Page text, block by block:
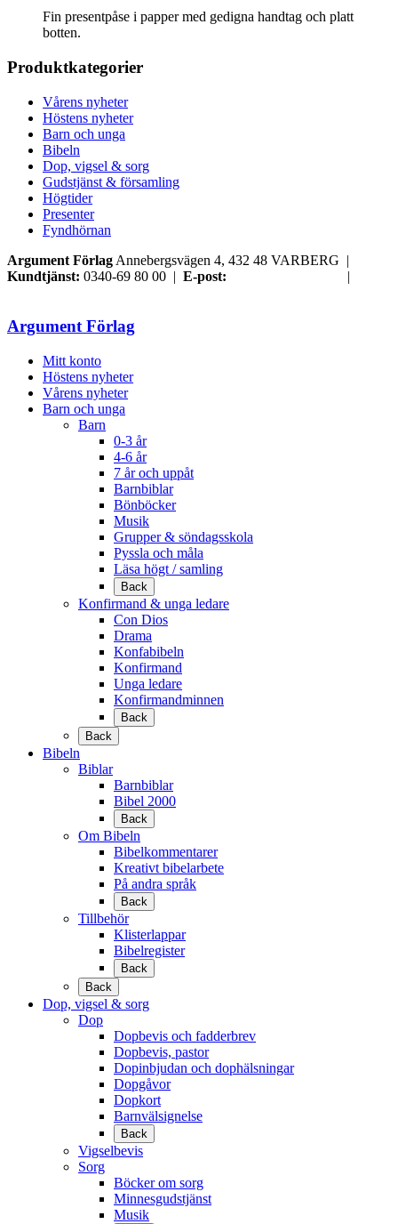
Fin presentpåse i papper med gedigna handtag och platt
botten.
Produktkategorier
Vårens nyheter
Höstens nyheter
Barn och unga
Bibeln
Dop, vigsel & sorg
Gudstjänst & församling
Högtider
Presenter
Fyndhörnan
Argument Förlag Annebergsvägen 4, 432 48 VARBERG |
Kundtjänst: 0340-69 80 00 | E-post:
|
Argument Förlag
Mitt konto
Höstens nyheter
Vårens nyheter
Barn och unga
Barn
0-3 år
4-6 år
7 år och uppåt
Barnbiblar
Bönböcker
Musik
Grupper & söndagsskola
Pyssla och måla
Läsa högt / samling
Back
Konfirmand & unga ledare
Con Dios
Drama
Konfabibeln
Konfirmand
Unga ledare
Konfirmandminnen
Back
Back
Bibeln
Biblar
Barnbiblar
Bibel 2000
Back
Om Bibeln
Bibelkommentarer
Kreativt bibelarbete
På andra språk
Back
Tillbehör
Klisterlappar
Bibelregister
Back
Back
Dop, vigsel & sorg
Dop
Dopbevis och fadderbrev
Dopbevis, pastor
Dopinbjudan och dophälsningar
Dopgåvor
Dopkort
Barnvälsignelse
Back
Vigselbevis
Sorg
Böcker om sorg
Minnesgudstjänst
Musik